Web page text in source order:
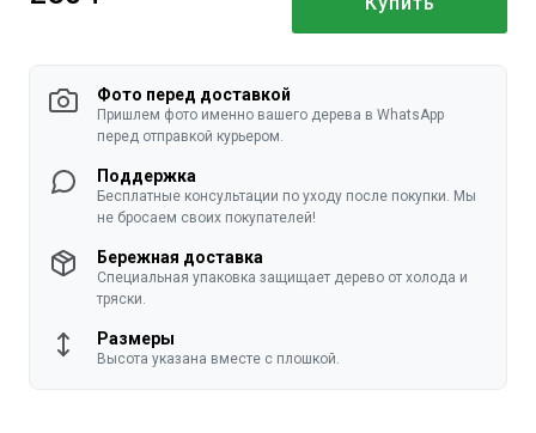
Фото перед доставкой
Пришлем фото именно вашего дерева в WhatsApp
перед отправкой курьером.
Поддержка
Бесплатные консультации по уходу после покупки. Мы
не бросаем своих покупателей!
Бережная доставка
Специальная упаковка защищает дерево от холода и
тряски.
Размеры
Высота указана вместе с плошкой.